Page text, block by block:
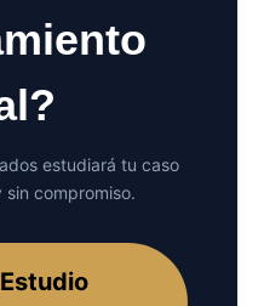
estudiará tu caso
compromiso.